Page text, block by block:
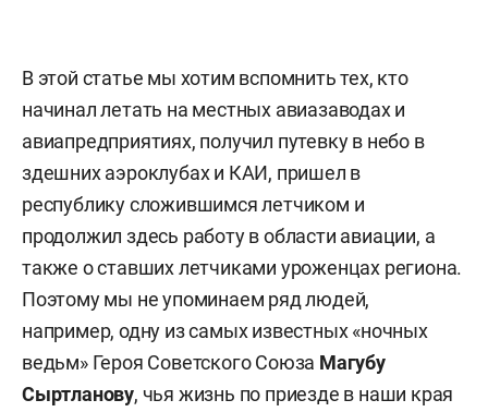
В этой статье мы хотим вспомнить тех, кто
начинал летать на местных авиазаводах и
авиапредприятиях, получил путевку в небо в
здешних аэроклубах и КАИ, пришел в
республику сложившимся летчиком и
продолжил здесь работу в области авиации, а
также о ставших летчиками уроженцах региона.
Поэтому мы не упоминаем ряд людей,
например, одну из самых известных «ночных
ведьм» Героя Советского Союза Магубу
Сыртланову, чья жизнь по приезде в наши края